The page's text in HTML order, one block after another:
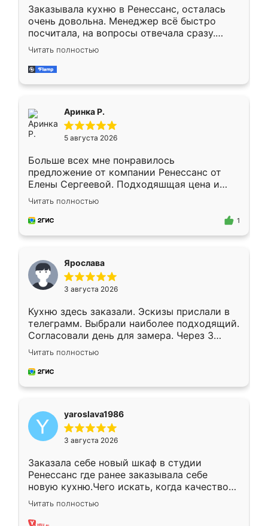
Заказывала кухню в Ренессанс, осталась
очень довольна. Менеджер всё быстро
посчитала, на вопросы отвечала сразу.
Замерщик приехал в субботу, подошёл к
делу со всей ответственностью. Собрали
за день, ребята работали аккуратно, даже
Читать полностью
Аринка Р.
5 августа 2026
Больше всех мне понравилось
предложение от компании Ренессанс от
Елены Сергеевой. Подходяшщая цена и
короткие сроки изготовления. Приехавший
для замера сотрудник Владислав
предложил по моему эскизу самый
Читать полностью
1
Ярослава
3 августа 2026
Кухню здесь заказали. Эскизы прислали в
телеграмм. Выбрали наиболее подходящий.
Согласовали день для замера. Через 3
недели кухня была уже готова. Остались
довольны работой. Спасибо Ренессанс
мебель за качественную работу!
Читать полностью
yaroslava1986
3 августа 2026
Заказала себе новый шкаф в студии
Ренессанс где ранее заказывала себе
новую кухню.Чего искать, когда качеством
вполне довольна. Служит кухня уже почти
два года, нареканий нет.
Читать полностью